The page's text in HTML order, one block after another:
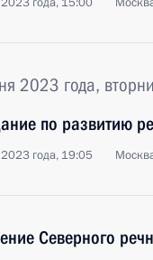
2023 года,
по развитию
года, 19:05
Северного